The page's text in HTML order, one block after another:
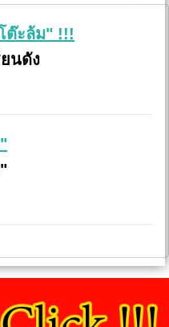
ต๊ะล้ม" !!!
นดัง